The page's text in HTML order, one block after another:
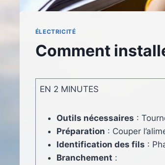
ÉLECTRICITÉ
Comment
EN 2 MINUTES
Outils nécessaires :
Préparation : Couper
Identification des fils :
Branchement :